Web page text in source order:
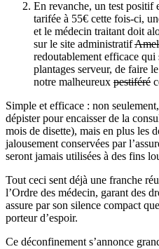
En revanche, un test positif
tarifée à 55€ cette fois-ci,
et le médecin traitant doit
sur le site administratif
redoutablement efficace qui
plantages serveur, de faire
notre malheureux pestiféré
Simple et efficace : non
dépister pour encaisser de la
mois de disette), mais en plus les
jalousement conservées par
seront jamais utilisées à des fins
Tout ceci sent déjà une franche
l’Ordre des médecin, garant des
assure par son silence compact
porteur d’espoir.
Ce déconfinement s’annonce